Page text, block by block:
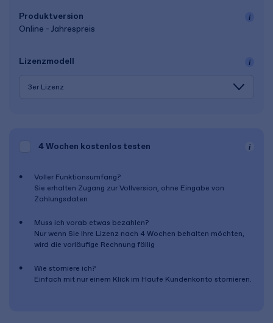
Produkt­version
Online - Jahrespreis
Lizenz­modell
4 Wochen kostenlos testen
Voller Funktionsumfang?
Sie erhalten Zugang zur Vollversion, ohne Eingabe von
Zahlungsdaten
Muss ich vorab etwas bezahlen?
Nur wenn Sie Ihre Lizenz nach 4 Wochen behalten möchten,
wird die vorläufige Rechnung fällig
Wie storniere ich?
Einfach mit nur einem Klick im Haufe Kundenkonto stornieren.